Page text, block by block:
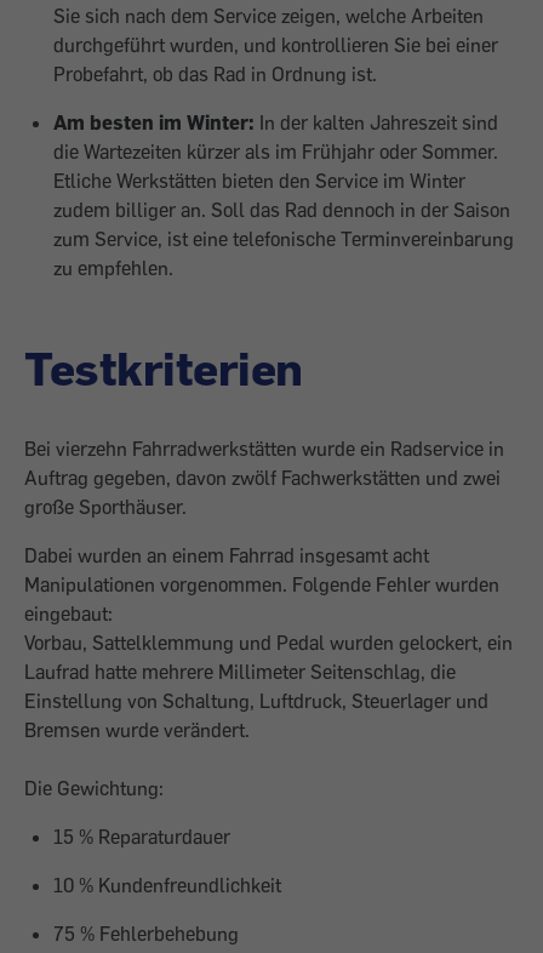
Sie sich nach dem Service zeigen, welche Arbeiten
durchgeführt wurden, und kontrollieren Sie bei einer
Probefahrt, ob das Rad in Ordnung ist.
Am besten im Winter: In der kalten Jahreszeit sind
die Wartezeiten kürzer als im Frühjahr oder Sommer.
Etliche Werkstätten bieten den Service im Winter
zudem billiger an. Soll das Rad dennoch in der Saison
zum Service, ist eine telefonische Terminvereinbarung
zu empfehlen.
Testkriterien
Bei vierzehn Fahrradwerkstätten wurde ein Radservice in
Auftrag gegeben, davon zwölf Fachwerkstätten und zwei
große Sporthäuser.
Dabei wurden an einem Fahrrad insgesamt acht
Manipulationen vorgenommen. Folgende Fehler wurden
eingebaut:
Vorbau, Sattelklemmung und Pedal wurden gelockert, ein
Laufrad hatte mehrere Millimeter Seitenschlag, die
Einstellung von Schaltung, Luftdruck, Steuerlager und
Bremsen wurde verändert.
Die Gewichtung:
15 % Reparaturdauer
10 % Kundenfreundlichkeit
75 % Fehlerbehebung